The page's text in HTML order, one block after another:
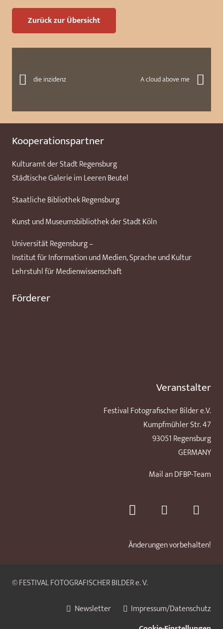
Zurück zur Übersicht
die inzidenz A cloud above me
Kooperationspartner
Kulturamt der Stadt Regensburg
Städtische Galerie im Leeren Beutel
Staatliche Bibliothek Regensburg
Kunst und Museumsbibliothek der Stadt Köln
Universität Regensburg –
Institut für Information und Medien, Sprache und Kultur
Lehrstuhl für Medienwissenschaft
Förderer
Veranstalter
Festival Fotografischer Bilder e.V.
Kumpfmühler Str. 47
93051 Regensburg
GERMANY
Mail an DFBP-Team
Änderungen vorbehalten!
© FESTIVAL FOTOGRAFISCHER BILDER e. V.
Newsletter
Impressum/Datenschutz